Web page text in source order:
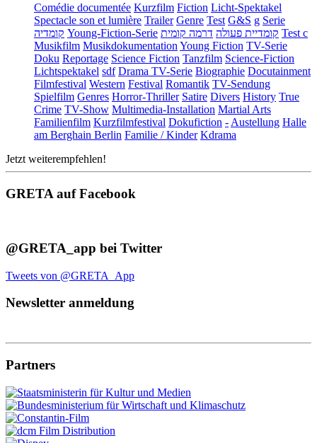
Comédie documentée Kurzfilm Fiction Licht-Spektakel
Spectacle son et lumière Trailer Genre Test G&S g Serie
קומדיה Young-Fiction-Serie קומדיית פעולה דרמה קומית
Test c
Musikfilm Musikdokumentation Young Fiction TV-Serie
Doku Reportage Science Fiction Tanzfilm Science-Fiction
Lichtspektakel sdf Drama TV-Serie Biographie Docutainment
Filmfestival Western Festival Romantik TV-Sendung
Spielfilm Genres Horror-Thriller Satire Divers History True
Crime TV-Show Multimedia-Installation Martial Arts
Familienfilm Kurzfilmfestival Dokufiction - Austellung Halle
am Berghain Berlin Familie / Kinder Kdrama
Jetzt weiterempfehlen!
GRETA auf Facebook
@GRETA_app bei Twitter
Tweets von @GRETA_App
Newsletter anmeldung
Partners